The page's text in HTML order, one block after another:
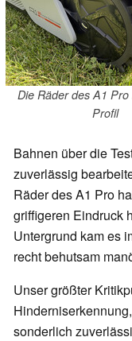
Die Räder des A1
Profil
Bahnen über die
zuverlässig
Räder des A1 Pro
griffigeren Eindruck
Untergrund kam es
recht behutsam
Unser größter
sonderlich